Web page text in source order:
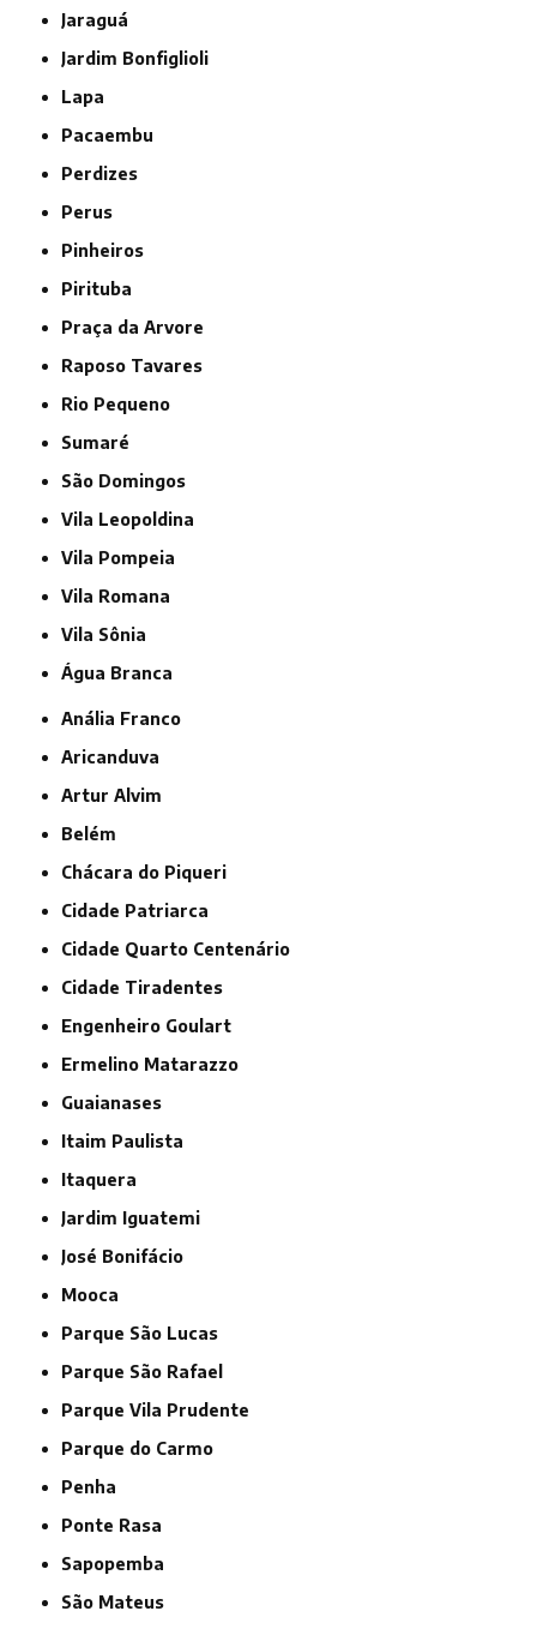
Jaraguá
Jardim Bonfiglioli
Lapa
Pacaembu
Perdizes
Perus
Pinheiros
Pirituba
Praça da Arvore
Raposo Tavares
Rio Pequeno
Sumaré
São Domingos
Vila Leopoldina
Vila Pompeia
Vila Romana
Vila Sônia
Água Branca
Anália Franco
Aricanduva
Artur Alvim
Belém
Chácara do Piqueri
Cidade Patriarca
Cidade Quarto Centenário
Cidade Tiradentes
Engenheiro Goulart
Ermelino Matarazzo
Guaianases
Itaim Paulista
Itaquera
Jardim Iguatemi
José Bonifácio
Mooca
Parque São Lucas
Parque São Rafael
Parque Vila Prudente
Parque do Carmo
Penha
Ponte Rasa
Sapopemba
São Mateus